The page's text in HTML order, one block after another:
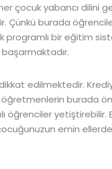
çocuk yabancı dilini
Çünkü burada
programlı bir eğitim
dikkat edilmektedir.
burada
öğrenciler
emin